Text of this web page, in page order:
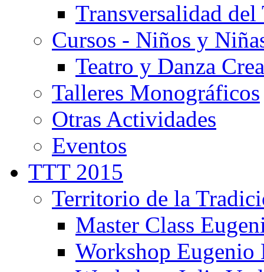
Transversalidad del
Cursos - Niños y
Teatro y Danza
Talleres Monográficos
Otras Actividades
Eventos
TTT 2015
Territorio de la
Master Class
Workshop Eugenio